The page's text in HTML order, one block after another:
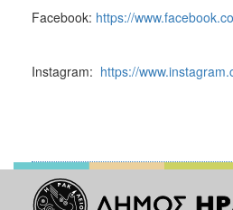
Facebook: https://
Instagram: https://